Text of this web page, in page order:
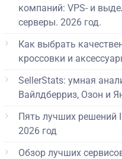
компаний: VPS- и
серверы. 2026 год.
Как выбрать
кроссовки и
SellerStats: умная
Вайлдберриз, Озон и
Пять лучших решений
2026 год
Обзор лучших